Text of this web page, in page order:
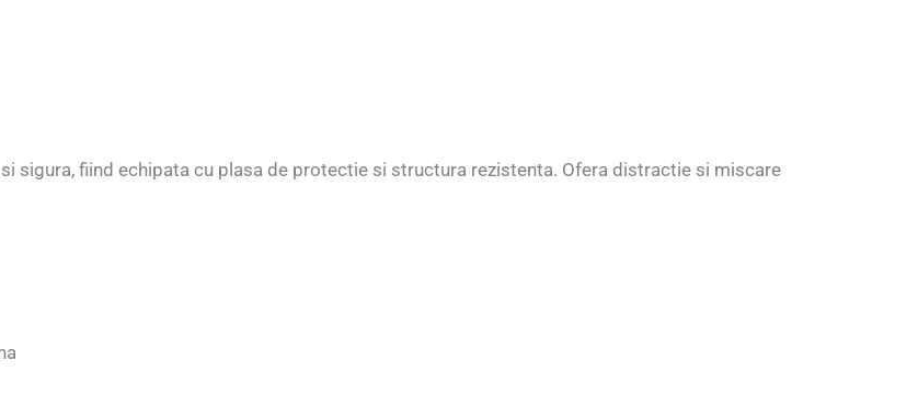
sigura, fiind echipata cu plasa de protectie si structura rezistenta. Ofera distractie si miscare